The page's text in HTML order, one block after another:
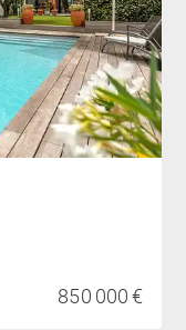
850 000 €